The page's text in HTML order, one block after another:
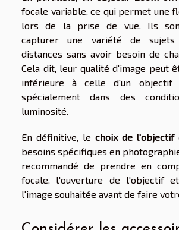
focale variable, ce qui permet une
lors de la prise de vue. Ils
capturer une variété de
distances sans avoir besoin de
Cela dit, leur qualité d'image peut
inférieure à celle d'un objectif
spécialement dans des
luminosité.
En définitive, le choix de l'objectif
besoins spécifiques en
recommandé de prendre en
focale, l'ouverture de l'objectif
l'image souhaitée avant de faire